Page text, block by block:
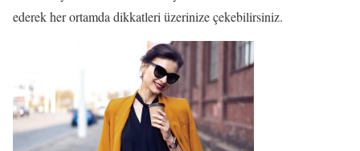
ederek her ortamda dikkatleri üzerinize çekebilirsiniz.